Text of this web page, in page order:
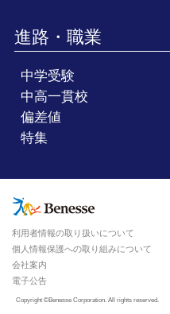
進路・職業
中学受験
中高一貫校
偏差値
特集
Copyright ©Benesse Corporation. All rights reserved.
利用者情報の取り扱いについて
個人情報保護への取り組みについて
会社案内
電子公告